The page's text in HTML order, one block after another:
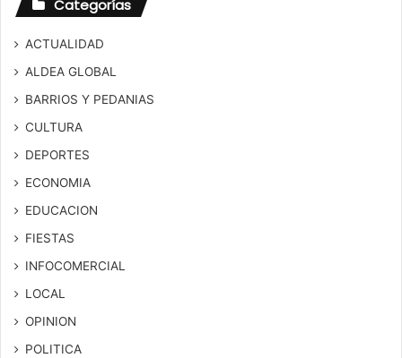
Categorías
ACTUALIDAD
ALDEA GLOBAL
BARRIOS Y PEDANIAS
CULTURA
DEPORTES
ECONOMIA
EDUCACION
FIESTAS
INFOCOMERCIAL
LOCAL
OPINION
POLITICA